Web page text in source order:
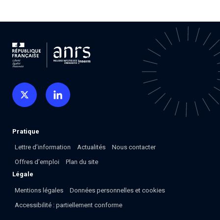
Collaboration avec les acteurs communautaires
Ouverte depuis décembre 2023, pour suivre l'épidémie
en RDC, elle reste active suite à des cas à Mayotte et à
La Réunion.
Retrouvez toutes les cellules Émergence, actives ou
inactives.
Pratique
Lettre d’information Actualités
Nous contacter
Offres d’emploi
Plan du site
Légale
Mentions légales
Données personnelles et cookies
Accessibilité : partiellement conforme